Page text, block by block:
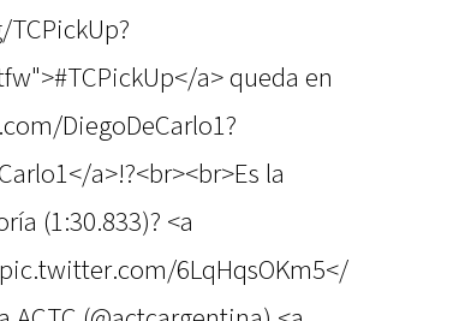
a> queda en
DiegoDeCarlo1?
a>!?<br><br>Es la
(1:30.833)? <a
6LqHqsOKm5</